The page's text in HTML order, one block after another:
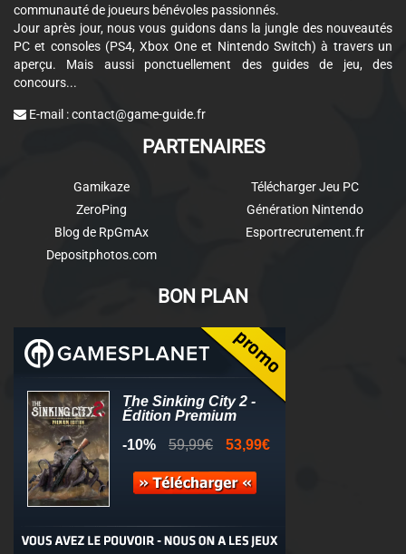
communauté de joueurs bénévoles passionnés.
Jour après jour, nous vous guidons dans la jungle des nouveautés
PC et consoles (PS4, Xbox One et Nintendo Switch) à travers un
aperçu. Mais aussi ponctuellement des guides de jeu, des
concours...
E-mail :contact@game-guide.fr
PARTENAIRES
Gamikaze
ZeroPing
Blog de RpGmAx
Depositphotos.com
Télécharger Jeu PC
Génération Nintendo
Esportrecrutement.fr
BON PLAN